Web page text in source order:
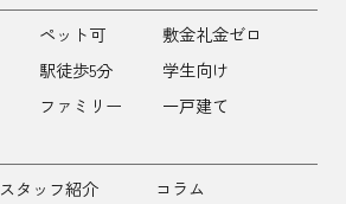
ペット可
敷金礼金ゼロ
駅徒歩5分
学生向け
ファミリー 一戸建て
スタッフ紹介
コラム